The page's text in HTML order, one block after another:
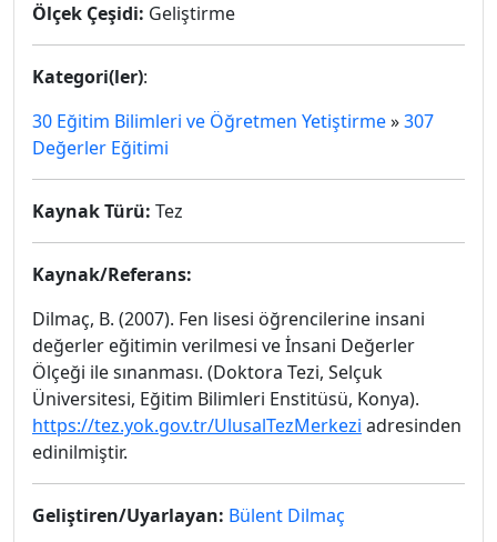
Ölçek Çeşidi: Geliştirme
Kategori(ler):
30 Eğitim Bilimleri ve Öğretmen Yetiştirme»307
Değerler Eğitimi
Kaynak Türü: Tez
Kaynak/Referans:
Dilmaç, B. (2007). Fen lisesi öğrencilerine insani
değerler eğitimin verilmesi ve İnsani Değerler
Ölçeği ile sınanması. (Doktora Tezi, Selçuk
Üniversitesi, Eğitim Bilimleri Enstitüsü, Konya).
https://tez.yok.gov.tr/UlusalTezMerkezi adresinden
edinilmiştir.
Geliştiren/Uyarlayan: Bülent Dilmaç